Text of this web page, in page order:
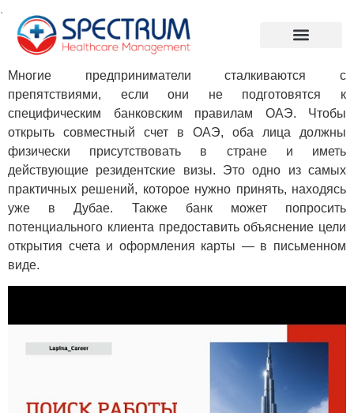
.
Многие предприниматели сталкиваются с
препятствиями, если они не подготовятся к
специфическим банковским правилам ОАЭ. Чтобы
открыть совместный счет в ОАЭ, оба лица должны
физически присутствовать в стране и иметь
действующие резидентские визы. Это одно из самых
практичных решений, которое нужно принять, находясь
уже в Дубае. Также банк может попросить
потенциального клиента предоставить объяснение цели
открытия счета и оформления карты — в письменном
виде.